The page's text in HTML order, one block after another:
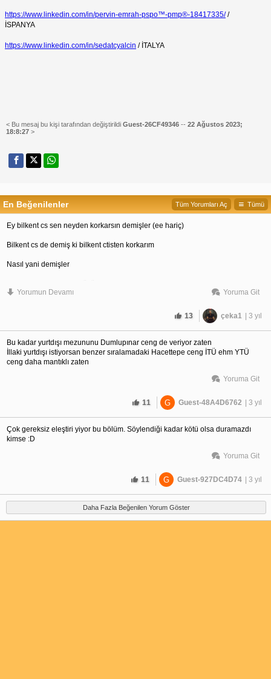
https://www.linkedin.com/in/pervin-emrah-pspo™-pmp®-18417335//
İSPANYA
https://www.linkedin.com/in/sedatcyalcin / İTALYA
< Bu mesaj bu kişi tarafından değiştirildi Guest-26CF49346 -- 22 Ağustos 2023;
18:8:27 >
En Beğenilenler Tümü
Tüm Yorumları Aç
Ey bilkent cs sen neyden korkarsın demişler (ee hariç)
Bilkent cs de demiş ki bilkent ctisten korkarım
Nasıl yani demişler
Yorumun Devamı
Yoruma Git
13 çeka1 | 3 yıl
Bu kadar yurtdışı mezununu Dumlupınar ceng de veriyor zaten
İllaki yurtdışı istiyorsan benzer sıralamadaki Hacettepe ceng İTÜ ehm YTÜ
ceng daha mantıklı zaten
Yoruma Git
11 G Guest-48A4D6762 | 3 yıl
Çok gereksiz eleştiri yiyor bu bölüm. Söylendiği kadar kötü olsa duramazdı
kimse :D
Yoruma Git
11 G Guest-927DC4D74 | 3 yıl
Daha Fazla Beğenilen Yorum Göster